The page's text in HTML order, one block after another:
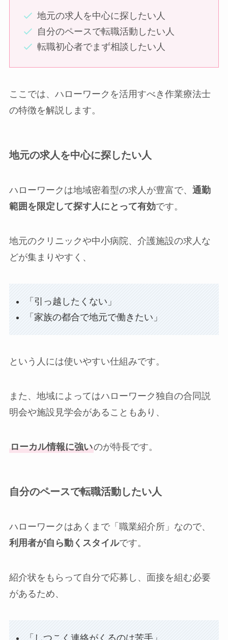
地元の求人を中心に探したい人
自分のペースで転職活動したい人
転職初心者でまず相談したい人
ここでは、ハローワークを活用すべき作業療法士
の特徴を解説します。
地元の求人を中心に探したい人
ハローワークは地域密着型の求人が豊富で、 通勤
範囲を限定して探す人にとって有効です。
地元のクリニックや中小病院、介護施設の求人な
どが集まりやすく、
「引っ越したくない」
「家族の都合で地元で働きたい」
という人には使いやすい仕組みです。
また、地域によってはハローワーク独自の合同説
明会や施設見学会があることもあり、
ローカル情報に強いのが特長です。
自分のペースで転職活動したい人
ハローワークはあくまで「職業紹介所」なので、
利用者が自ら動くスタイルです。
紹介状をもらって自分で応募し、面接を組む必要
があるため、